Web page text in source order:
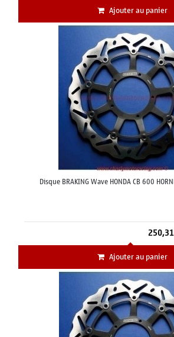
Ajouter au panier
Disque BRAKING Wave HONDA CB 600
Ajouter au panier